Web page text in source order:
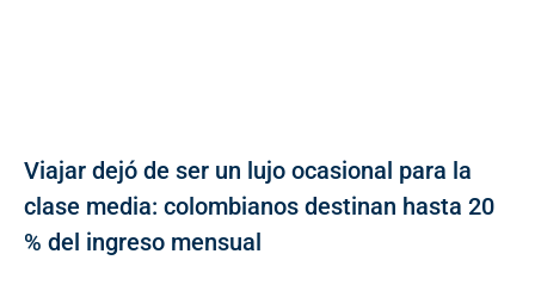
Viajar dejó de ser un lujo ocasional para la
clase media: colombianos destinan hasta 20
% del ingreso mensual